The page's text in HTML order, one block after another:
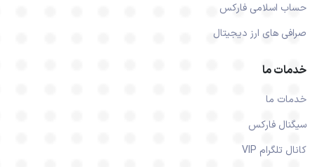
حساب اسلامی فارکس
صرافی های ارز دیجیتال
خدمات ما
خدمات ما
سیگنال فارکس
کانال تلگرام VIP